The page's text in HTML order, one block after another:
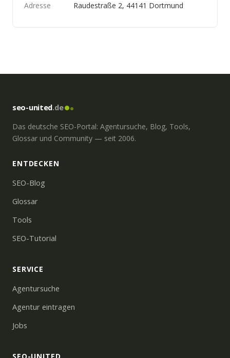
Adresse Raudestraße 2, 44141 Dortmund
seo-united.de
Das deutsche SEO-Portal: Agentursuche, Blog, Tools,
Glossar und Community — seit 2006.
ENTDECKEN
SEO-Blog
Glossar
Tools
SEO-Tutorial
SERVICE
Agentursuche
Agentur eintragen
Jobs